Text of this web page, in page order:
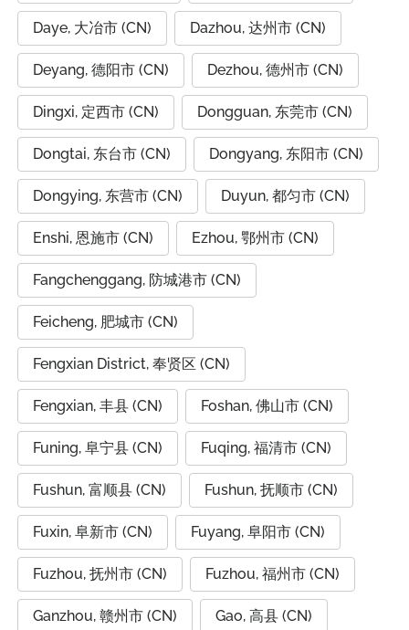
Daye, 大冶市 (CN) Dazhou, 达州市 (CN)
Deyang, 德阳市 (CN) Dezhou, 德州市 (CN)
Dingxi, 定西市 (CN) Dongguan, 东莞市 (CN)
Dongtai, 东台市 (CN) Dongyang, 东阳市 (CN)
Dongying, 东营市 (CN) Duyun, 都匀市 (CN)
Enshi, 恩施市 (CN) Ezhou, 鄂州市 (CN)
Fangchenggang, 防城港市 (CN)
Feicheng, 肥城市 (CN)
Fengxian District, 奉贤区 (CN)
Fengxian, 丰县 (CN) Foshan, 佛山市 (CN)
Funing, 阜宁县 (CN) Fuqing, 福清市 (CN)
Fushun, 富顺县 (CN) Fushun, 抚顺市 (CN)
Fuxin, 阜新市 (CN) Fuyang, 阜阳市 (CN)
Fuzhou, 抚州市 (CN) Fuzhou, 福州市 (CN)
Ganzhou, 赣州市 (CN) Gao, 高县 (CN)